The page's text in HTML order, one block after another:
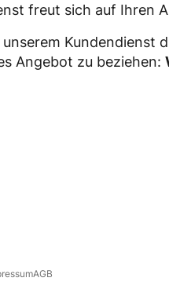
freut sich auf Ihren
Kundendienst
Angebot zu beziehen:
AGB